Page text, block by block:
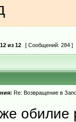
12 из 12 [ Сообщений: 284 ]
Re: Возвращение в
обилие